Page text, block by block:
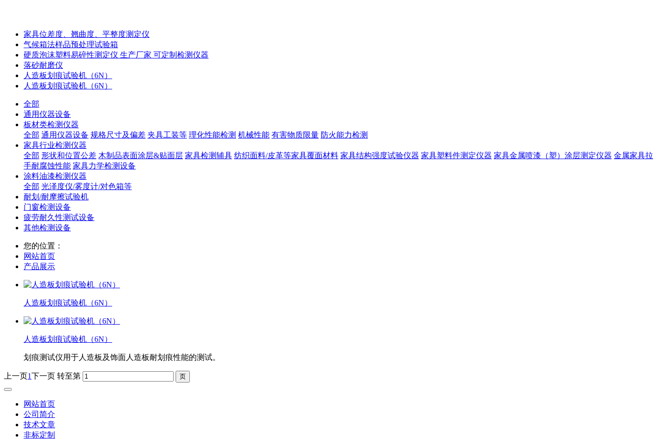
家具位差度、翘曲度、平整度测定仪
气候箱法样品预处理试验箱
硬质泡沫塑料易碎性测定仪 生产厂家 可定制检测仪器
落砂耐磨仪
人造板划痕试验机（6N）
人造板划痕试验机（6N）
全部
通用仪器设备
板材类检测仪器
全部 通用仪器设备 规格尺寸及偏差 夹具工装等 理化性能检测 机械性能 有害物质限量 防火能力检测
家具行业检测仪器
全部 形状和位置公差 木制品表面涂层&贴面层 家具检测辅具 纺织面料/皮革等家具覆面材料 家具结构强度试验仪器 家具塑料件测定仪器 家具金属喷漆（塑）涂层测定仪器 金属家具拉
手耐腐蚀性能 家具力学检测设备
涂料油漆检测仪器
全部 光泽度仪/雾度计/对色箱等
耐划/耐摩擦试验机
门窗检测设备
疲劳耐久性测试设备
其他检测设备
您的位置：
网站首页
产品展示
人造板划痕试验机（6N）
人造板划痕试验机（6N）
划痕测试仪用于人造板及饰面人造板耐划痕性能的测试。
上一页1下一页 转至第
网站首页
公司简介
技术文章
非标定制